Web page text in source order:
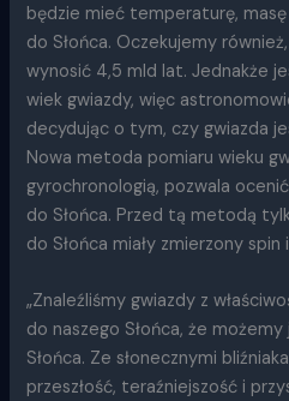
będzie mieć temperaturę,
do Słońca. Oczekujemy
wynosić 4,5 mld lat. Jednakże
wiek gwiazdy, więc
decydując o tym, czy gwiazda
Nowa metoda pomiaru wieku
gyrochronologią, pozwala
do Słońca. Przed tą metodą
do Słońca miały zmierzony spin
„Znaleźliśmy gwiazdy z
do naszego Słońca, że
Słońca. Ze słonecznymi
przeszłość, teraźniejszość i